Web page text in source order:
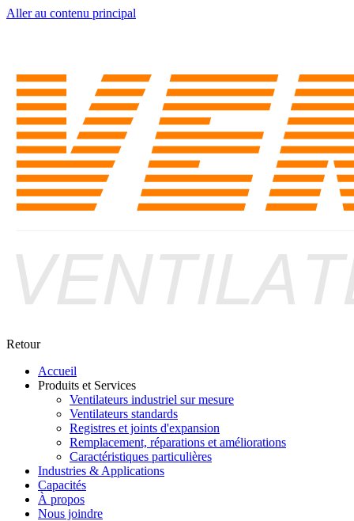
Aller au contenu principal
Retour
Accueil
Produits et Services
Ventilateurs industriel sur mesure
Ventilateurs standards
Registres et joints d'expansion
Remplacement, réparations et améliorations
Caractéristiques particulières
Industries & Applications
Capacités
À propos
Nous joindre